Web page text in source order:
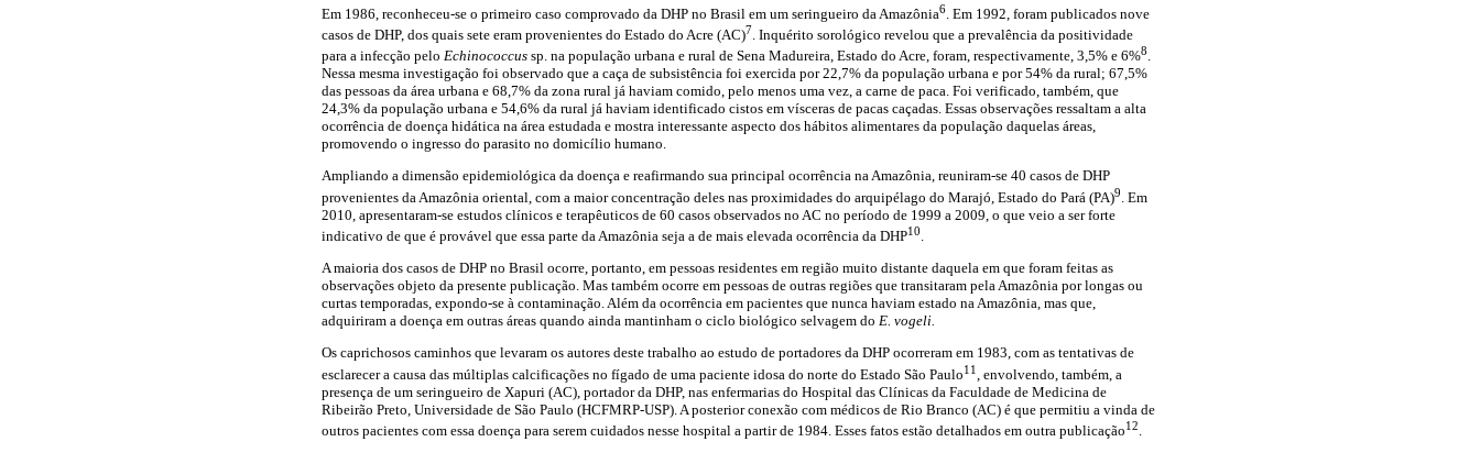
Em 1986, reconheceu-se o primeiro caso comprovado da DHP no Brasil em um seringueiro da Amazônia6 . Em 1992, foram publicados nove
casos de DHP, dos quais sete eram provenientes do Estado do Acre (AC)7 . Inquérito sorológico revelou que a prevalência da positividade
para a infecção pelo Echinococcus sp. na população urbana e rural de Sena Madureira, Estado do Acre, foram, respectivamente, 3,5% e 6%8.
Nessa mesma investigação foi observado que a caça de subsistência foi exercida por 22,7% da população urbana e por 54% da rural; 67,5%
das pessoas da área urbana e 68,7% da zona rural já haviam comido, pelo menos uma vez, a carne de paca. Foi verificado, também, que
24,3% da população urbana e 54,6% da rural já haviam identificado cistos em vísceras de pacas caçadas. Essas observações ressaltam a alta
ocorrência de doença hidática na área estudada e mostra interessante aspecto dos hábitos alimentares da população daquelas áreas,
promovendo o ingresso do parasito no domicílio humano.
Ampliando a dimensão epidemiológica da doença e reafirmando sua principal ocorrência na Amazônia, reuniram-se 40 casos de DHP
provenientes da Amazônia oriental, com a maior concentração deles nas proximidades do arquipélago do Marajó, Estado do Pará (PA)9 . Em
2010, apresentaram-se estudos clínicos e terapêuticos de 60 casos observados no AC no período de 1999 a 2009, o que veio a ser forte
indicativo de que é provável que essa parte da Amazônia seja a de mais elevada ocorrência da DHP10.
A maioria dos casos de DHP no Brasil ocorre, portanto, em pessoas residentes em região muito distante daquela em que foram feitas as
observações objeto da presente publicação. Mas também ocorre em pessoas de outras regiões que transitaram pela Amazônia por longas ou
curtas temporadas, expondo-se à contaminação. Além da ocorrência em pacientes que nunca haviam estado na Amazônia, mas que,
adquiriram a doença em outras áreas quando ainda mantinham o ciclo biológico selvagem do E. vogeli.
Os caprichosos caminhos que levaram os autores deste trabalho ao estudo de portadores da DHP ocorreram em 1983, com as tentativas de
esclarecer a causa das múltiplas calcificações no fígado de uma paciente idosa do norte do Estado São Paulo11
, envolvendo, também, a
presença de um seringueiro de Xapuri (AC), portador da DHP, nas enfermarias do Hospital das Clínicas da Faculdade de Medicina de
Ribeirão Preto, Universidade de São Paulo (HCFMRP-USP). A posterior conexão com médicos de Rio Branco (AC) é que permitiu a vinda de
outros pacientes com essa doença para serem cuidados nesse hospital a partir de 1984. Esses fatos estão detalhados em outra publicação12.